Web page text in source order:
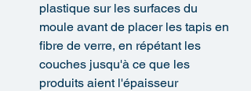
plastique sur les surfaces du
moule avant de placer les tapis en
fibre de verre, en répétant les
couches jusqu'à ce que les
produits aient l'épaisseur